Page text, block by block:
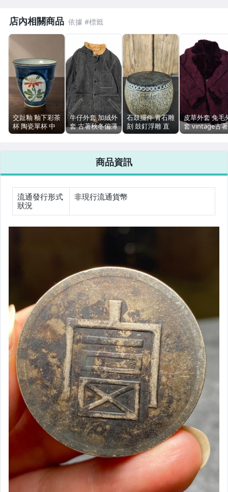
玩具、模型與公仔
偶像、球員卡與郵幣
女裝與服飾配件
手錶與飾品配件
女包精品與女鞋
店內相關商品
交趾釉 釉下彩茶
杯 陶瓷單杯 中
式茶具 幾乎全新
牛仔外套 加絨外
套 古著秋冬偏薄
大骨架 肩寬
石鼓擺件 青石雕
刻 鼓釘浮雕 直
徑9cm 高7cm
皮草外套 兔毛
套 vintage古著
紅色 衣長72cm
商品資訊
流通發行形式
狀況
非現行流通貨幣